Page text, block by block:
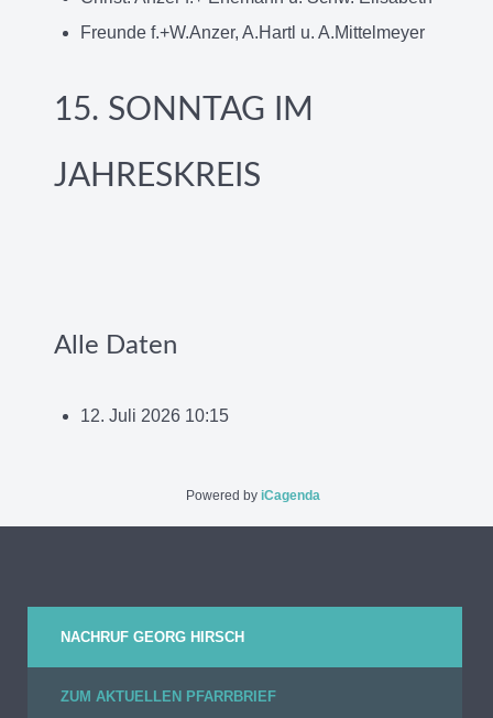
Freunde f.+W.Anzer, A.Hartl u. A.Mittelmeyer
15. SONNTAG IM
JAHRESKREIS
Alle Daten
12. Juli 2026 10:15
Powered by iCagenda
NACHRUF GEORG HIRSCH
ZUM AKTUELLEN PFARRBRIEF